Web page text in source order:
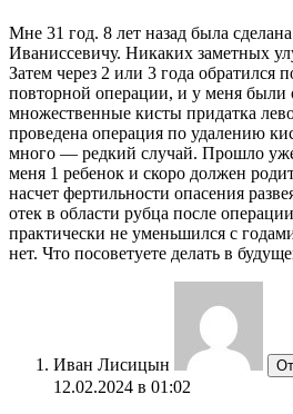
Мне 31 год. 8 лет назад была
Иваниссевичу. Никаких заметных
Затем через 2 или 3 года обратился
повторной операции, и у меня
множественные кисты придатка
проведена операция по удалению
много — редкий случай. Прошло
меня 1 ребенок и скоро должен
насчет фертильности опасения
отек в области рубца после
практически не уменьшился с
нет. Что посоветуете делать в
Иван Лисицын
12.02.2024 в 01:02